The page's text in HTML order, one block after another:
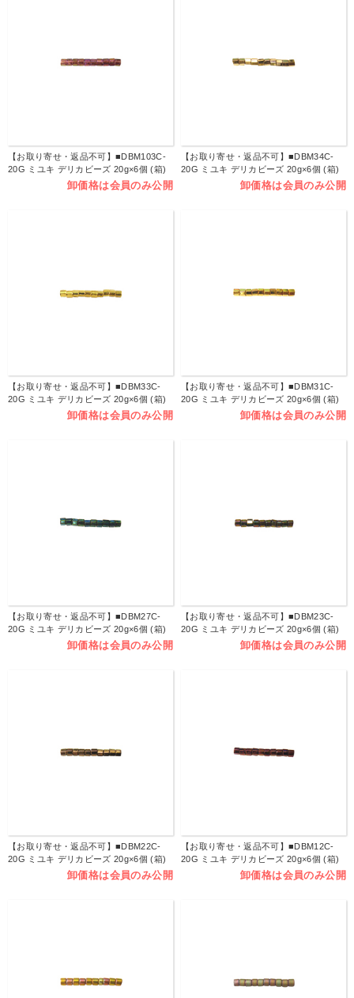
【お取り寄せ・返品不可】■DBM103C-
20G ミユキ デリカビーズ 20g×6個 (箱)
卸価格は会員のみ公開
【お取り寄せ・返品不可】■DBM34C-
20G ミユキ デリカビーズ 20g×6個 (箱)
卸価格は会員のみ公開
【お取り寄せ・返品不可】■DBM33C-
20G ミユキ デリカビーズ 20g×6個 (箱)
卸価格は会員のみ公開
【お取り寄せ・返品不可】■DBM31C-
20G ミユキ デリカビーズ 20g×6個 (箱)
卸価格は会員のみ公開
【お取り寄せ・返品不可】■DBM27C-
20G ミユキ デリカビーズ 20g×6個 (箱)
卸価格は会員のみ公開
【お取り寄せ・返品不可】■DBM23C-
20G ミユキ デリカビーズ 20g×6個 (箱)
卸価格は会員のみ公開
【お取り寄せ・返品不可】■DBM22C-
20G ミユキ デリカビーズ 20g×6個 (箱)
卸価格は会員のみ公開
【お取り寄せ・返品不可】■DBM12C-
20G ミユキ デリカビーズ 20g×6個 (箱)
卸価格は会員のみ公開